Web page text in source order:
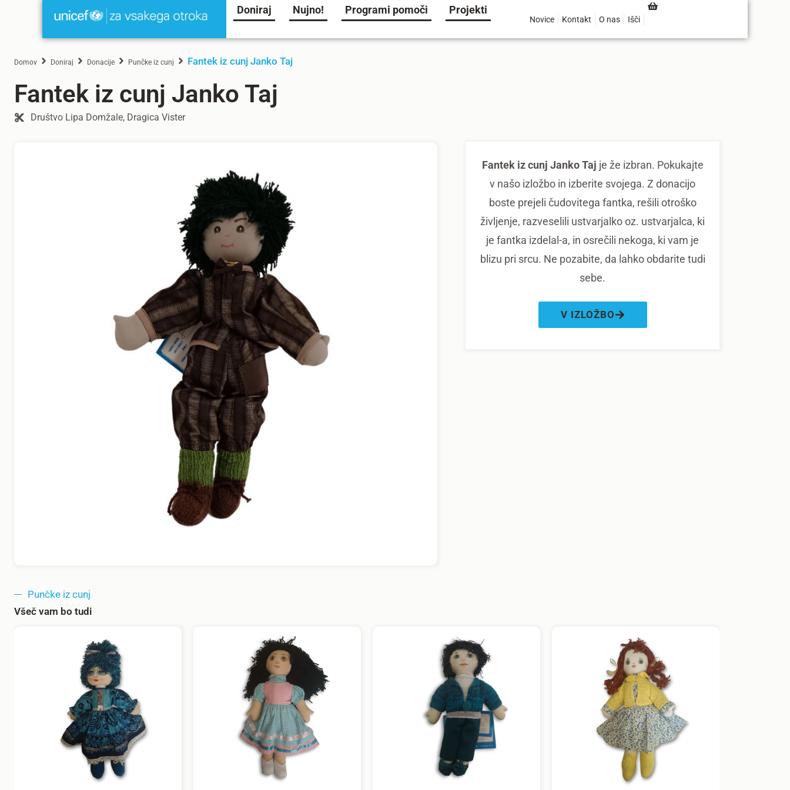
Doniraj Nujno! Programi pomoči Projekti
Novice Kontakt O nas Išči
Domov Doniraj Donacije Punčke iz cunj Fantek iz cunj Janko Taj
Fantek iz cunj Janko Taj
Društvo Lipa Domžale, Dragica Vister
Fantek iz cunj Janko Taj je že izbran. Pokukajte
v našo izložbo in izberite svojega. Z donacijo
boste prejeli čudovitega fantka, rešili otroško
življenje, razveselili ustvarjalko oz. ustvarjalca, ki
je fantka izdelal-a, in osrečili nekoga, ki vam je
blizu pri srcu. Ne pozabite, da lahko obdarite tudi
sebe.
V IZLOŽBO
Punčke iz cunj
Všeč vam bo tudi